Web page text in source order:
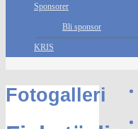
Sponsorer
Bli sponsor
KRIS
Fotogalleri